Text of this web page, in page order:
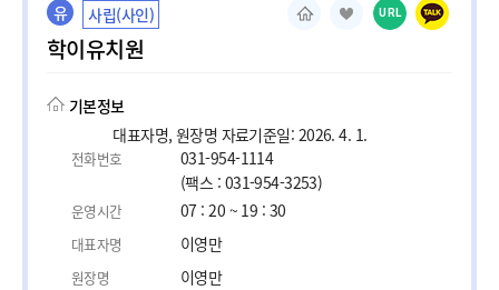
유 사립(사인)
학이유치원
URL
기본정보
대표자명, 원장명 자료기준일: 2026. 4. 1.
전화번호
031-954-1114
(팩스 : 031-954-3253)
운영시간 07 : 20 ~ 19 : 30
대표자명 이영만
원장명 이영만